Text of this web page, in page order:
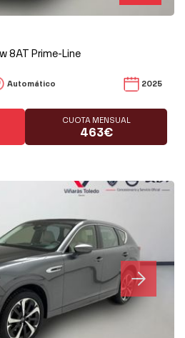
8AT Prime-Line
Automático 2025
CUOTA MENSUAL
463€